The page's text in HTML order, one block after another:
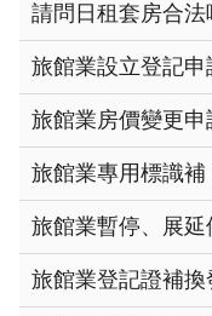
請問日租套房合法
旅館業設立登記申
旅館業房價變更申
旅館業專用標識補
旅館業暫停、展延
旅館業登記證補換